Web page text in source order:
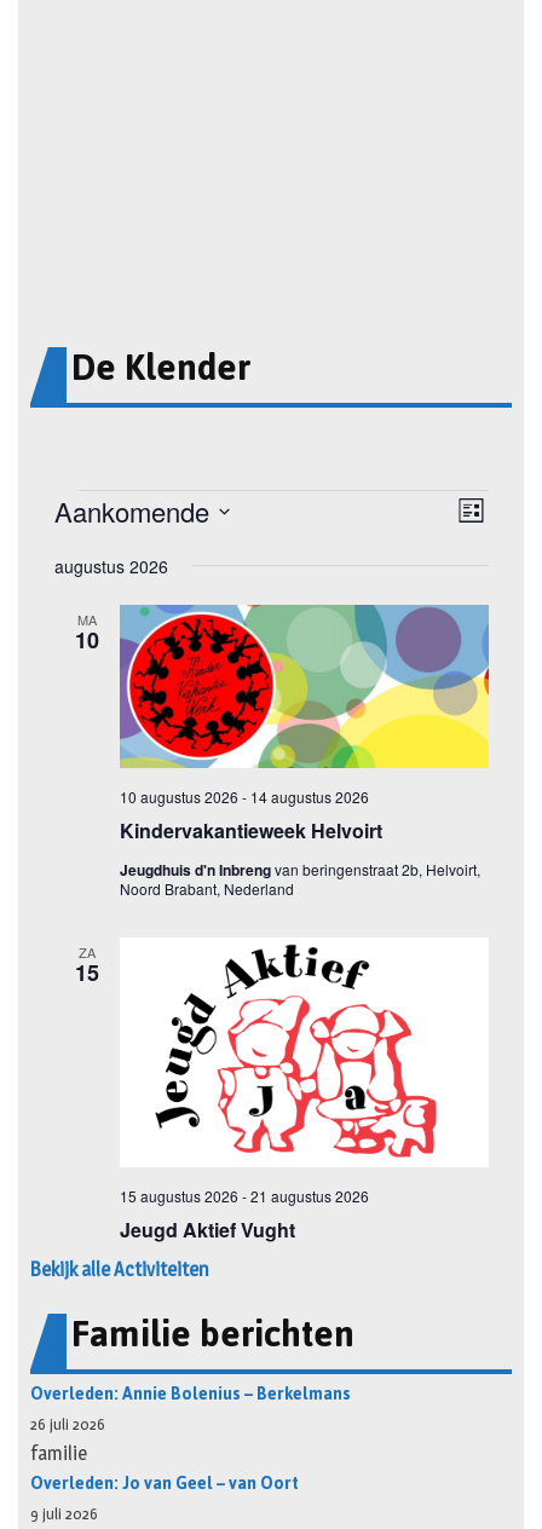
De Klender
Bekijk alle Activiteiten
Familie berichten
Overleden: Annie Bolenius – Berkelmans
26 juli 2026
familie
Overleden: Jo van Geel – van Oort
9 juli 2026